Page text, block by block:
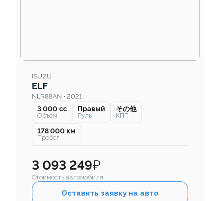
ISUZU
ELF
NLR88AN • 2021
3 000 cc
Объем
Правый
Руль
その他
КПП
178 000 км
Пробег
3 093 249₽
Стоимость автомобиля
Оставить заявку на авто